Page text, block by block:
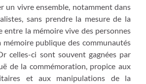
un vivre ensemble, notamment dans
sans prendre la mesure de la
entre la mémoire vive des personnes
publique des communautés
celles-ci sont souvent gagnées par
de la commémoration, propice aux
et aux manipulations de la